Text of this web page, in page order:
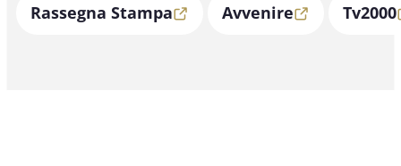
23 OTTOBRE 2025 - 24 OTTOBRE 2025
Rassegna Stampa Avvenire Tv2000